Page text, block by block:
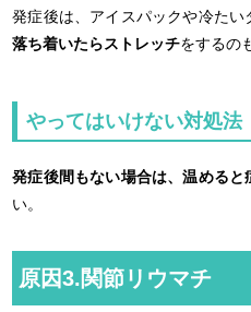
発症後は、アイスパックや冷たい
落ち着いたらストレッチをするの
やってはいけない対処法
発症後間もない場合は、温めると
い。
原因3.関節リウマチ